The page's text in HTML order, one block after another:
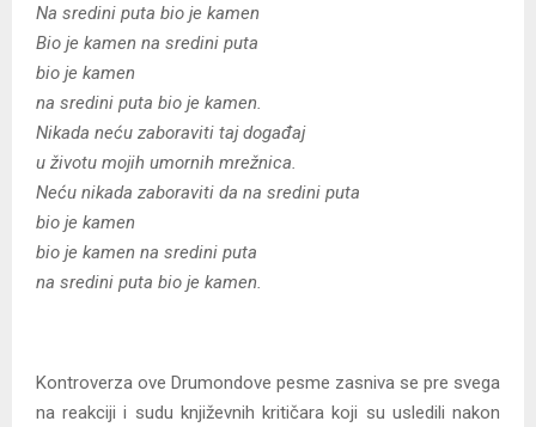
Na sredini puta bio je kamen
Bio je kamen na sredini puta
bio je kamen
na sredini puta bio je kamen.
Nikada neću zaboraviti taj događaj
u životu mojih umornih mrežnica.
Neću nikada zaboraviti da na sredini puta
bio je kamen
bio je kamen na sredini puta
na sredini puta bio je kamen.
Kontroverza ove Drumondove pesme zasniva se pre svega
na reakciji i sudu književnih kritičara koji su usledili nakon